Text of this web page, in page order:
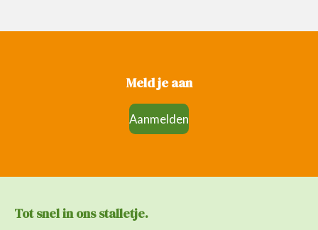
Meld je aan
Aanmelden
Tot snel in onsstalletje.